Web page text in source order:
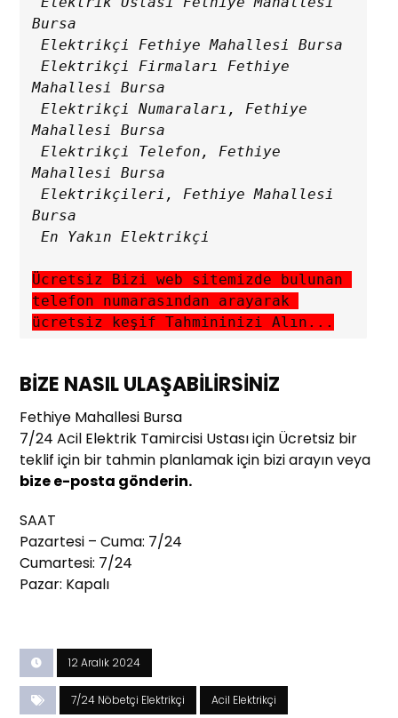
Bursa
Elektrikçi Fethiye Mahallesi Bursa
Elektrikçi Firmaları Fethiye
Mahallesi Bursa
Elektrikçi Numaraları, Fethiye
Mahallesi Bursa
Elektrikçi Telefon, Fethiye
Mahallesi Bursa
Elektrikçileri, Fethiye Mahallesi
Bursa
Ücretsiz Bizi web sitemizde bulunan
telefon numarasından arayarak
ücretsiz keşif Tahmininizi Alın...
BİZE NASIL ULAŞABİLİRSİNİZ
Fethiye Mahallesi Bursa
7/24 Acil Elektrik Tamircisi Ustası için Ücretsiz bir
teklif için bir tahmin planlamak için bizi arayın veya
bize e-posta gönderin.
SAAT
Pazartesi – Cuma: 7/24
Cumartesi: 7/24
Pazar: Kapalı
12 Aralık 2024
7/24 Nöbetçi Elektrikçi Acil Elektrikçi